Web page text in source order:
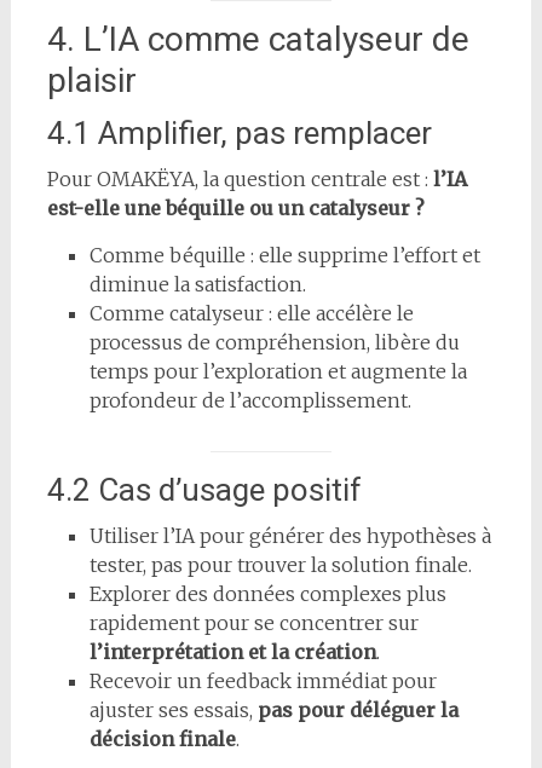
4. L’IA comme catalyseur de
plaisir
4.1 Amplifier, pas remplacer
Pour OMAKËYA, la question centrale est : l’IA
est-elle une béquille ou un catalyseur ?
Comme béquille : elle supprime l’effort et
diminue la satisfaction.
Comme catalyseur : elle accélère le
processus de compréhension, libère du
temps pour l’exploration et augmente la
profondeur de l’accomplissement.
4.2 Cas d’usage positif
Utiliser l’IA pour générer des hypothèses à
tester, pas pour trouver la solution finale.
Explorer des données complexes plus
rapidement pour se concentrer sur
l’interprétation et la création.
Recevoir un feedback immédiat pour
ajuster ses essais, pas pour déléguer la
décision finale.